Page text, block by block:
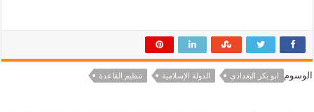
الوسوم ابو بكر البغدادي الدولة الإسلامية تنظيم القاعدة